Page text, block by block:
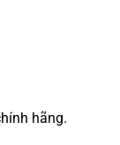
hãng.